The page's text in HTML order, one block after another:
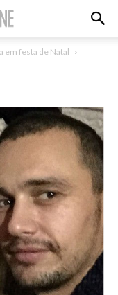
em festa de Natal